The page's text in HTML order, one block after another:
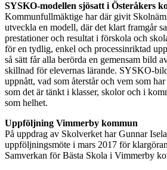
SYSKO-modellen sjösatt i Österåkers
Kommunfullmäktige har där givit
utveckla en modell, där det klart framgår
prestationer och resultat i förskola och
för en tydlig, enkel och processinriktad
så sätt får alla berörda en gemensam bild
skillnad för elevernas lärande. SYSKO-
uppnått, vad som återstår och vem som
som det är tänkt i klasser, skolor och i
som helhet.
Uppföljning Vimmerby kommun
På uppdrag av Skolverket har Gunnar
uppföljningsmöte i mars 2017 för
Samverkan för Bästa Skola i Vimmerby